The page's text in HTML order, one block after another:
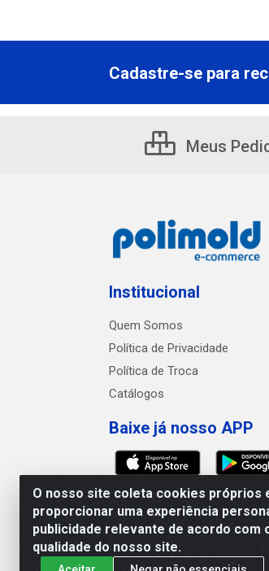
O nosso site coleta cookies próprios
proporcionar uma experiência
publicidade relevante de acordo com
qualidade do nosso site.
Cadastre-se para
Meus
Institucional
Quem Somos
Política de Privacidade
Política de Troca
Catálogos
Baixe já nosso APP